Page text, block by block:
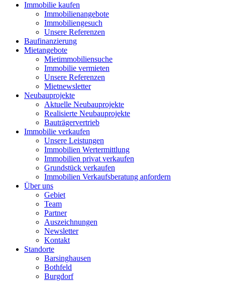
Immobilie kaufen
Immobilienangebote
Immobiliengesuch
Unsere Referenzen
Baufinanzierung
Mietangebote
Mietimmobiliensuche
Immobilie vermieten
Unsere Referenzen
Mietnewsletter
Neubauprojekte
Aktuelle Neubauprojekte
Realisierte Neubauprojekte
Bauträgervertrieb
Immobilie verkaufen
Unsere Leistungen
Immobilien Wertermittlung
Immobilien privat verkaufen
Grundstück verkaufen
Immobilien Verkaufsberatung anfordern
Über uns
Gebiet
Team
Partner
Auszeichnungen
Newsletter
Kontakt
Standorte
Barsinghausen
Bothfeld
Burgdorf